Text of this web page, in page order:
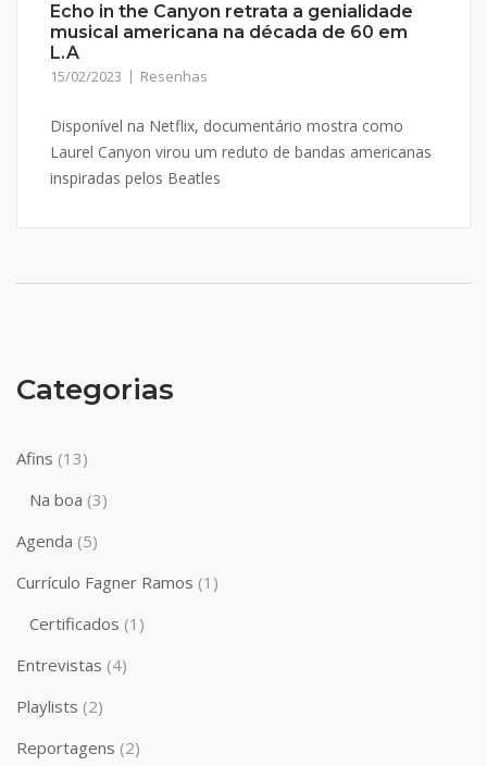
Echo in the Canyon retrata a genialidade
musical americana na década de 60 em
L.A
15/02/2023 Resenhas
Disponível na Netflix, documentário mostra como
Laurel Canyon virou um reduto de bandas americanas
inspiradas pelos Beatles
Categorias
Afins (13)
Na boa (3)
Agenda (5)
Currículo Fagner Ramos (1)
Certificados (1)
Entrevistas (4)
Playlists (2)
Reportagens (2)